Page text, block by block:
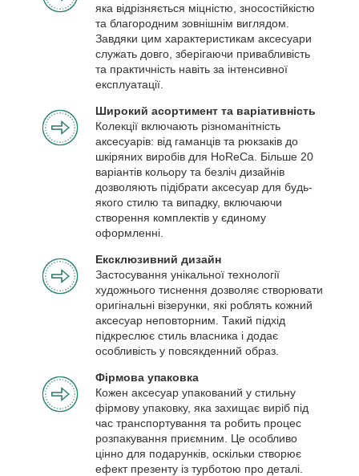
яка відрізняється міцністю, зносостійкістю
та благородним зовнішнім виглядом.
Завдяки цим характеристикам аксесуари
служать довго, зберігаючи привабливість
та практичність навіть за інтенсивної
експлуатації.
Широкий асортимент та варіативність
Колекції включають різноманітність
аксесуарів: від гаманців та рюкзаків до
шкіряних виробів для HoReCa. Більше 20
варіантів кольору та безліч дизайнів
дозволяють підібрати аксесуар для будь-
якого стилю та випадку, включаючи
створення комплектів у єдиному
оформленні.
Ексклюзивний дизайн
Застосування унікальної технології
художнього тиснення дозволяє створювати
оригінальні візерунки, які роблять кожний
аксесуар неповторним. Такий підхід
підкреслює стиль власника і додає
особливість у повсякденний образ.
Фірмова упаковка
Кожен аксесуар упакований у стильну
фірмову упаковку, яка захищає виріб під
час транспортування та робить процес
розпакування приємним. Це особливо
цінно для подарунків, оскільки створює
ефект презенту із турботою про деталі.